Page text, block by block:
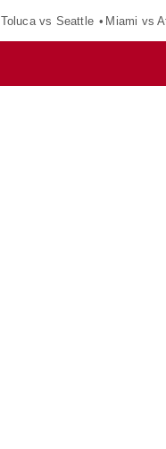
Toluca vs Seattle Miami vs